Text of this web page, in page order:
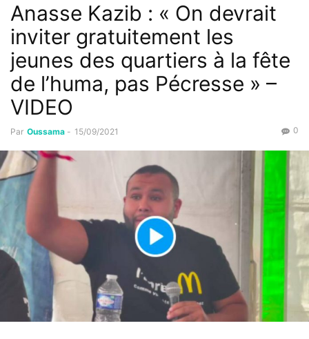
Anasse Kazib : « On devrait
inviter gratuitement les
jeunes des quartiers à la fête
de l’huma, pas Pécresse » –
VIDEO
Par Oussama - 15/09/2021 0